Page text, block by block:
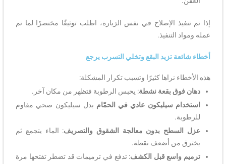
إذا تم تنفيذ الإصلاح في نفس الزيارة، اطلب توثيقًا مختصرًا لما تم
عمله ومواد التنفيذ.
أخطاء شائعة تزيد البقع وتخلي التسرب يرجع
هذه الأخطاء نراها كثيرًا وتسبب تكرار المشكلة:
دهان فوق بقعة نشطة: يحبس الرطوبة فتظهر من مكان آخر.
استخدام سيليكون عادي في الحمّام بدل سيليكون صحي مقاوم
للرطوبة.
عزل السطح بدون معالجة الشقوق والتصريف: الماء يتجمع ثم
يخترق من أضعف نقطة.
ترميم واسع قبل الكشف: تدفع في ترميمات قد تضطر تفتحها مرة